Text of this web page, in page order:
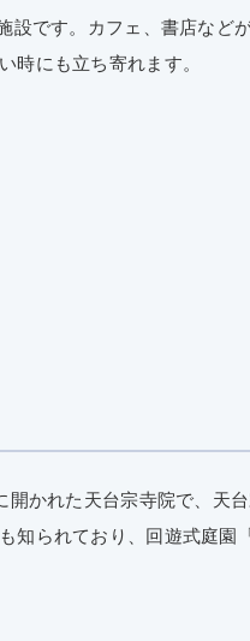
設です。カフェ、書店など
時にも立ち寄れます。
開かれた天台宗寺院で、天
知られており、回遊式庭園